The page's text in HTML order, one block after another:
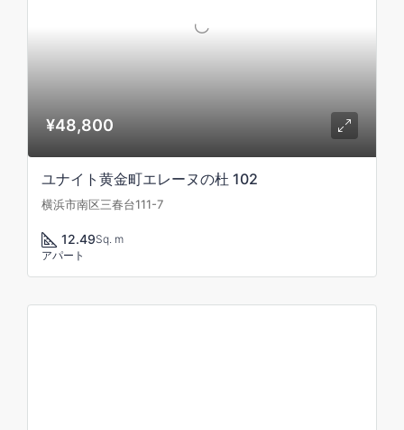
¥48,800
ユナイト黄金町エレーヌの杜 102
横浜市南区三春台111-7
12.49Sq. m
アパート